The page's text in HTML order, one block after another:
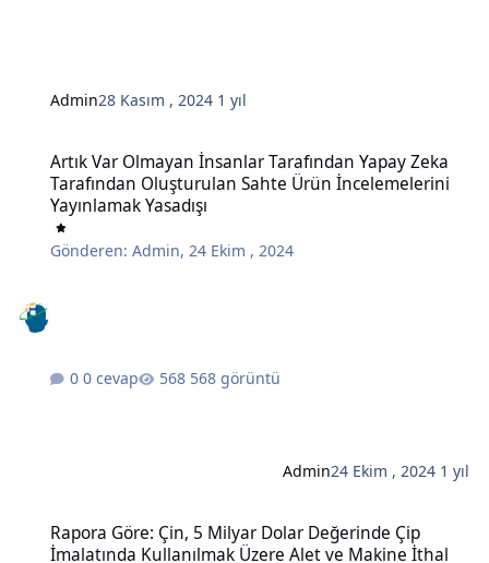
Admin28 Kasım , 2024 1 yıl
Artık Var Olmayan İnsanlar Tarafından Yapay Zeka
Tarafından Oluşturulan Sahte Ürün İncelemelerini
Yayınlamak Yasadışı
Gönderen:Admin,24 Ekim , 2024
0 cevap 568 görüntü
Admin24 Ekim , 2024 1 yıl
Rapora Göre: Çin, 5 Milyar Dolar Değerinde Çip
İmalatında Kullanılmak Üzere Alet ve Makine İthal